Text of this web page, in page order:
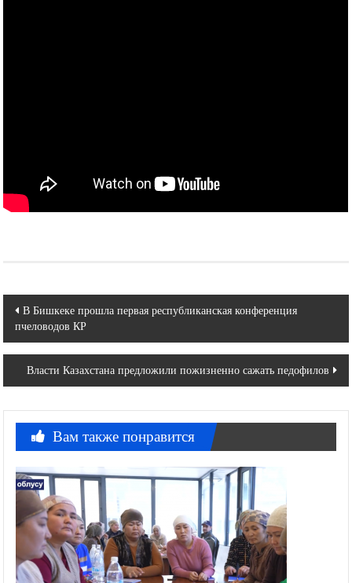
Навигация
по
записям
В Бишкеке прошла первая республиканская конференция
пчеловодов КР
Власти Казахстана предложили пожизненно сажать педофилов
Вам также понравится